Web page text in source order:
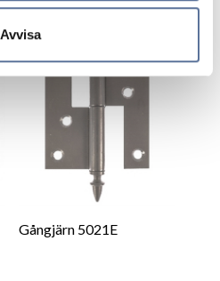
Avvisa
Gångjärn 5021E